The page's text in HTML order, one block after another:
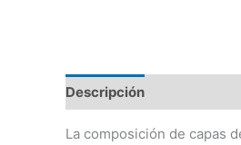
Descripción
La composición de capas